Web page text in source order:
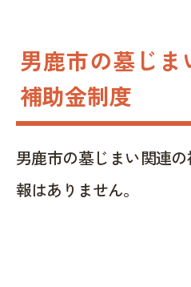
男鹿市の墓じ
補助金制度
男鹿市の墓じまい関連
報はありません。